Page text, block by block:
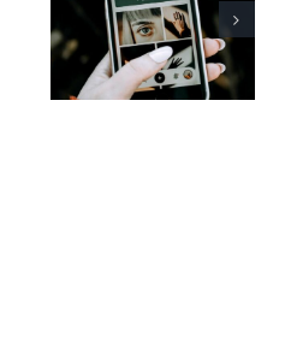
brug af
augmented
reality-filtre
på sociale